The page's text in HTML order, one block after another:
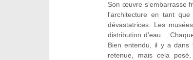
Son œuvre s’embarrasse
l’architecture en tant
dévastatrices. Les
distribution d’eau…
Bien entendu, il y a dans
retenue, mais cela posé,